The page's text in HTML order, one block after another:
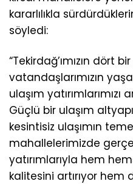
kararlılıkla
söyledi:
“Tekirdağ’ımızın dört
vatandaşlarımızın
ulaşım yatırımlarımızı
Güçlü bir ulaşım
kesintisiz ulaşımın
mahallelerimizde
yatırımlarıyla hem
kalitesini artırıyor hem